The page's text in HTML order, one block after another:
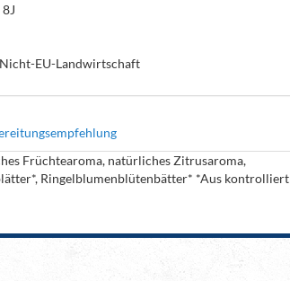
EU-Landwirtschaft
Früchtearoma, natürliches Zitrusaroma,
Ringelblumenblütenbätter* *Aus kontrolliert